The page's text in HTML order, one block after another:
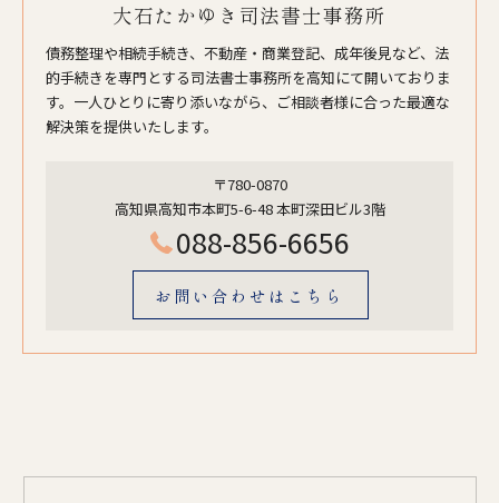
大石たかゆき司法書士事務所
債務整理や相続手続き、不動産・商業登記、成年後見など、法
的手続きを専門とする司法書士事務所を高知にて開いておりま
す。一人ひとりに寄り添いながら、ご相談者様に合った最適な
解決策を提供いたします。
〒780-0870
高知県高知市本町5-6-48 本町深田ビル3階
088-856-6656
お問い合わせはこちら